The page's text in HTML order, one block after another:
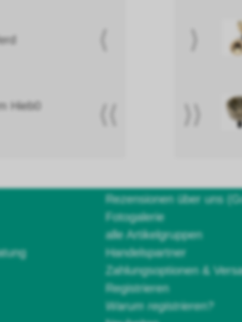
Hieb0
Rezensionen über uns
Fotogalerie
alle Artikelgruppen
Handelspartner
Zahlungsoptionen &
Registrieren
Warum registrieren?